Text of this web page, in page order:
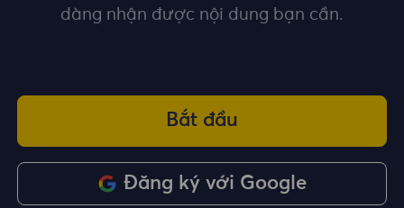
dàng nhận được nội dung bạn cần.
Bắt đầu
Đăng ký với Google